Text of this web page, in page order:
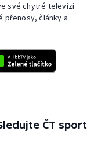
své chytré televizi
přenosy, články a
ČT sport